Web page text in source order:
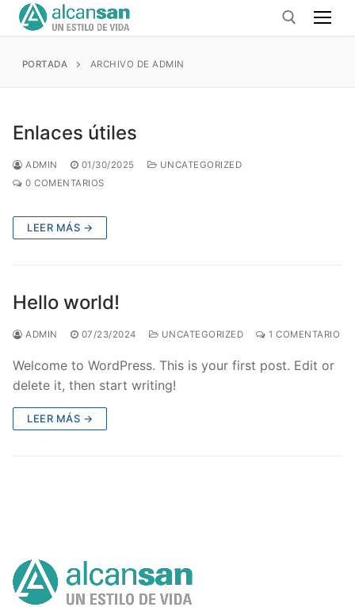
PORTADA ARCHIVO DE ADMIN
Enlaces útiles
ADMIN 01/30/2025
UNCATEGORIZED
0 COMENTARIOS
LEER MÁS →
Hello world!
ADMIN 07/23/2024 UNCATEGORIZED 1 COMENTARIO
Welcome to WordPress. This is your first post. Edit or
delete it, then start writing!
LEER MÁS →